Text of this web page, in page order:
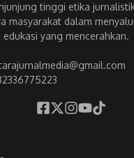
tinggi etika
masyarakat dalam
edukasi yang mencerahkan.